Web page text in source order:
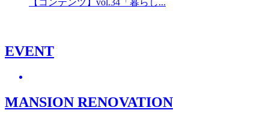
EVENT
MANSION RENOVATION